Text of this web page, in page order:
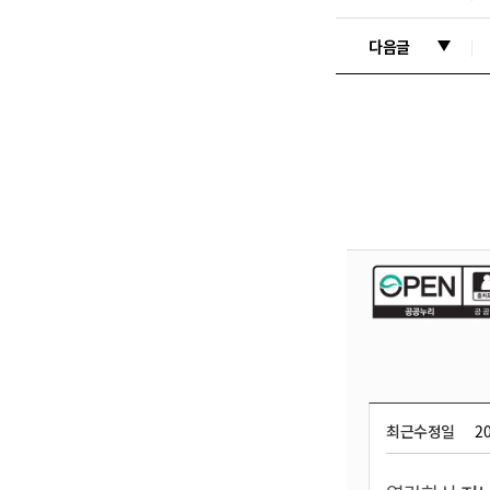
다음글
최근수정일